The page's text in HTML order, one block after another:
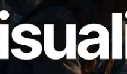
Solana
per
validator